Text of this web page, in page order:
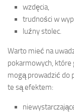
wzdęcia,
trudności w
luźny stolec.
Warto mieć na
pokarmowych, które
mogą prowadzić do
te są efektem: